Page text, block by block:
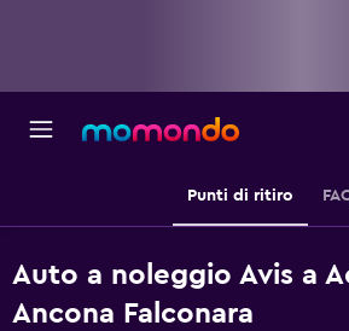
Punti di ritiro
Auto a noleggio Avis a
Ancona Falconara